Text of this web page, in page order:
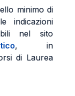
minimo di
indicazioni
nel sito
, in
di Laurea